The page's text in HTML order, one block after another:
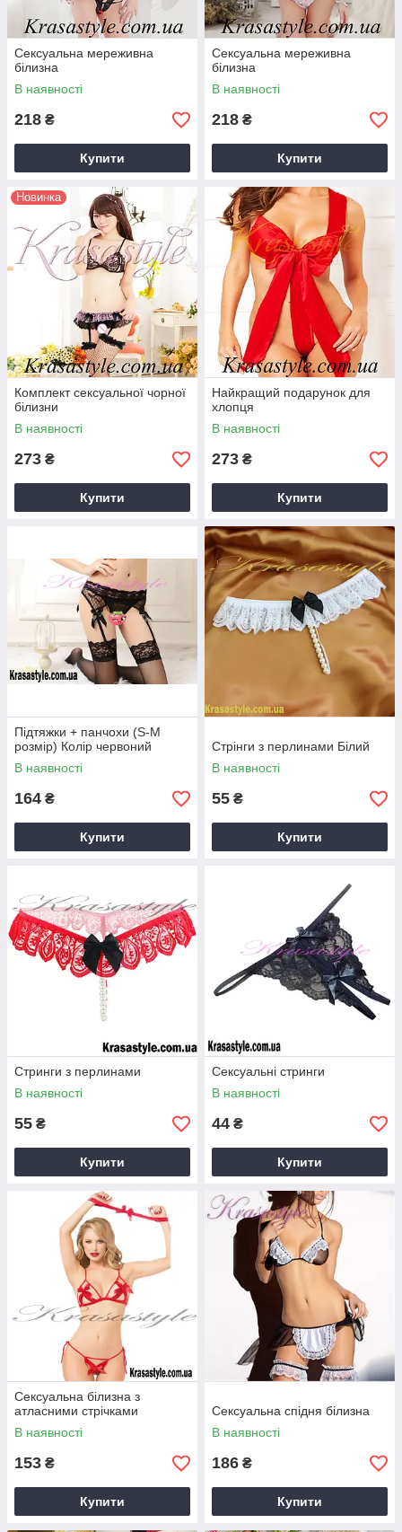
Сексуальна мереживна
білизна
В наявності
218 ₴
Купити
Сексуальна мереживна
білизна
В наявності
218 ₴
Купити
Новинка
Комплект сексуальної чорної
білизни
В наявності
273 ₴
Купити
Найкращий подарунок для
хлопця
В наявності
273 ₴
Купити
Підтяжки + панчохи (S-M
розмір) Колір червоний
В наявності
164 ₴
Купити
Стрінги з перлинами Білий
В наявності
55 ₴
Купити
Стринги з перлинами
В наявності
55 ₴
Купити
Сексуальні стринги
В наявності
44 ₴
Купити
Сексуальна білизна з
атласними стрічками
В наявності
153 ₴
Купити
Сексуальна спідня білизна
В наявності
186 ₴
Купити